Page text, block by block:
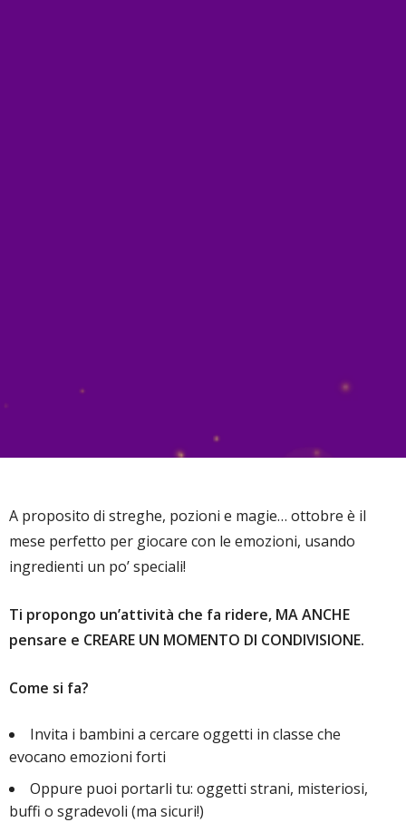
A proposito di streghe, pozioni e magie… ottobre è il
mese perfetto per giocare con le emozioni, usando
ingredienti un po’ speciali!
Ti propongo un’attività che fa ridere, MA ANCHE
pensare e CREARE UN MOMENTO DI CONDIVISIONE.
Come si fa?
Invita i bambini a cercare oggetti in classe che
evocano emozioni forti
Oppure puoi portarli tu: oggetti strani, misteriosi,
buffi o sgradevoli (ma sicuri!)